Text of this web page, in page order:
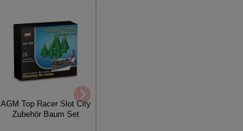
AGM Top Racer Slot City
Zubehör Baum Set